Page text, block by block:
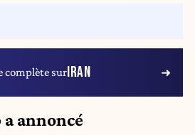
complète surIRAN
annoncé